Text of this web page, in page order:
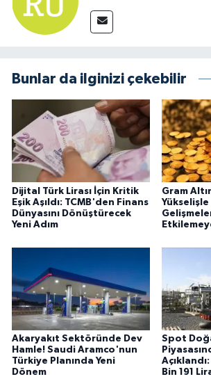
Bunlar da ilginizi çekebilir
Dijital Türk Lirası İçin Kritik
Eşik Aşıldı: TCMB'den Finans
Dünyasını Dönüştürecek
Yeni Adım
Gram
Yükselişle
Akaryakıt Sektöründe Dev
Hamle! Saudi Aramco'nun
Türkiye Planında Yeni
Dönem
Spot
Bin 191